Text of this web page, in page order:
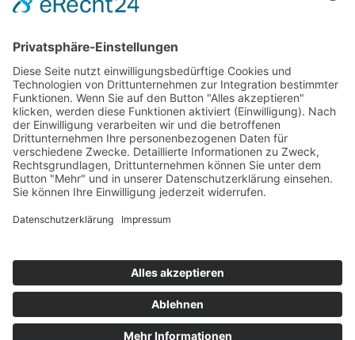
Freitag :
Betreut durchneover.de